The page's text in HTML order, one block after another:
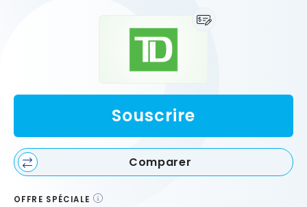
Souscrire
Comparer
OFFRE SPÉCIALE